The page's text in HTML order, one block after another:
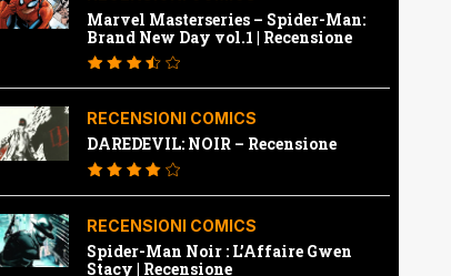
Marvel Masterseries – Spider-Man:
Brand New Day vol.1 | Recensione
RECENSIONI COMICS
DAREDEVIL: NOIR – Recensione
RECENSIONI COMICS
Spider-Man Noir : L’Affaire Gwen
Stacy | Recensione